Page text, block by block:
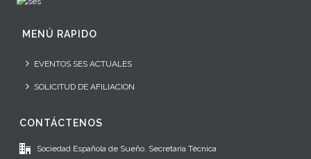
MENÚ RAPIDO
EVENTOS SES ACTUALES
SOLICITUD DE AFILIACION
CONTÁCTENOS
Sociedad Española de Sueño. Secretaría Técnica